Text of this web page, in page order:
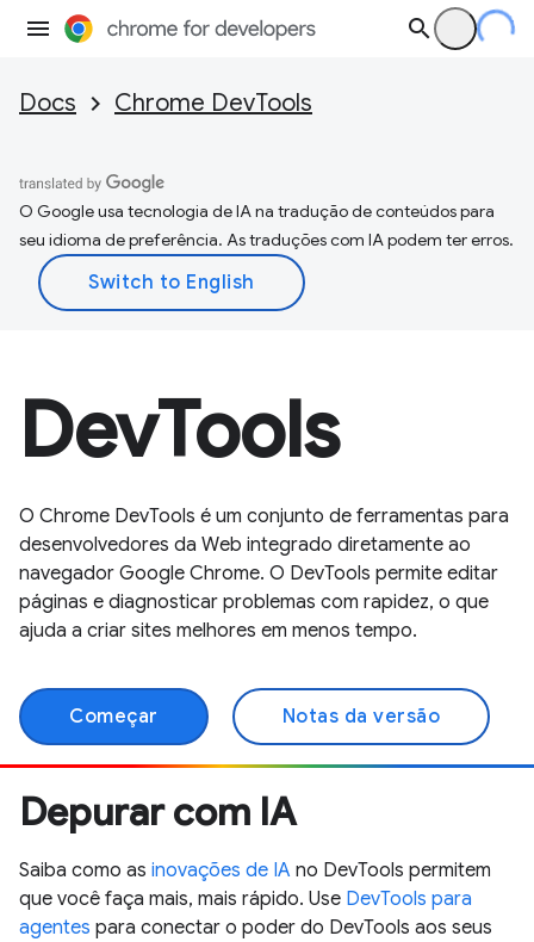
Docs Chrome DevTools
O Google usa tecnologia de IA na tradução de conteúdos para
seu idioma de preferência. As traduções com IA podem ter erros.
DevTools
O Chrome DevTools é um conjunto de ferramentas para
desenvolvedores da Web integrado diretamente ao
navegador Google Chrome. O DevTools permite editar
páginas e diagnosticar problemas com rapidez, o que
ajuda a criar sites melhores em menos tempo.
Começar Notas da versão
Depurar com IA
Saiba como as inovações de IA no DevTools permitem
que você faça mais, mais rápido. Use DevTools para
agentes para conectar o poder do DevTools aos seus